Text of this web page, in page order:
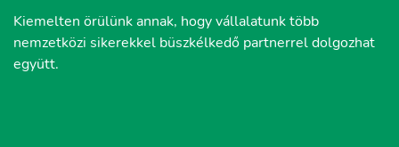
Kiemelten örülünk annak, hogy vállalatunk több
nemzetközi sikerekkel büszkélkedő partnerrel dolgozhat
együtt.